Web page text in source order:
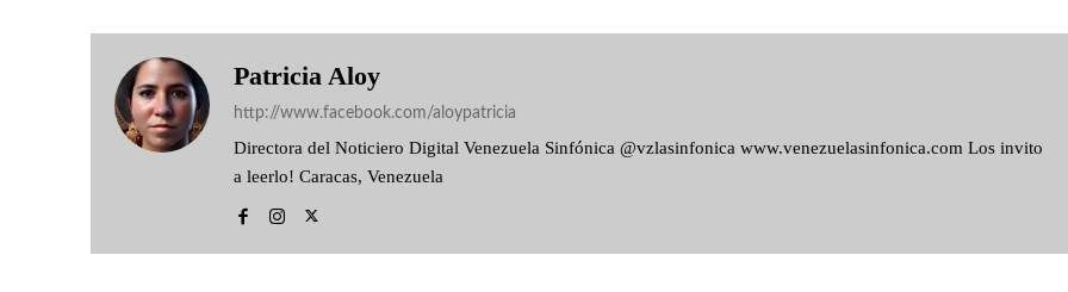
Patricia Aloy
http://www.facebook.com/aloypatricia
Directora del Noticiero Digital Venezuela Sinfónica @vzlasinfonica www.venezuelasinfonica.com Los invito
a leerlo! Caracas, Venezuela